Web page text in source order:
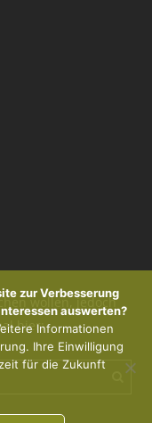
wollen, jedoch
hier:
zur Verbesserung
auswerten?
Informationen
Ihre Einwilligung
für die Zukunft